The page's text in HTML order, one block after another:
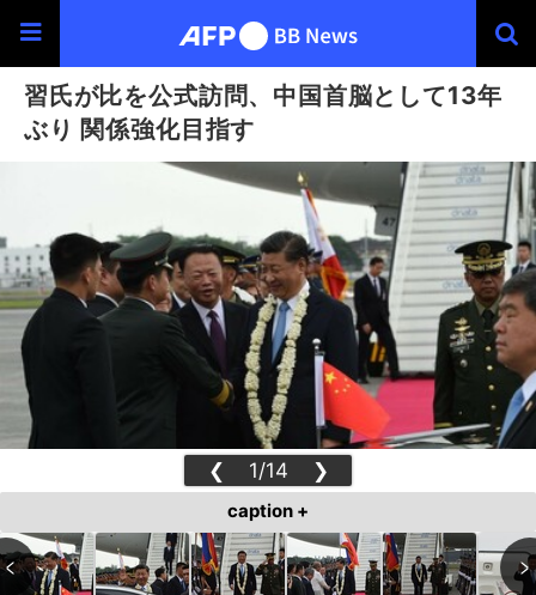
習氏が比を公式訪問、中国首脳として13年
ぶり 関係強化目指す
❮ 1/14 ❯
caption +